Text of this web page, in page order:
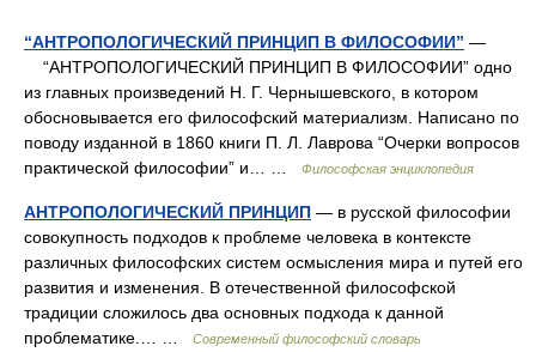
“АНТРОПОЛОГИЧЕСКИЙ ПРИНЦИП В ФИЛОСОФИИ” —
“АНТРОПОЛОГИЧЕСКИЙ ПРИНЦИП В ФИЛОСОФИИ” одно
из главных произведений Н. Г. Чернышевского, в котором
обосновывается его философский материализм. Написано по
поводу изданной в 1860 книги П. Л. Лаврова “Очерки вопросов
практической философии” и… …
Философская энциклопедия
АНТРОПОЛОГИЧЕСКИЙ ПРИНЦИП — в русской философии
совокупность подходов к проблеме человека в контексте
различных философских систем осмысления мира и путей его
развития и изменения. В отечественной философской
традиции сложилось два основных подхода к данной
проблематике.… …
Современный философский словарь